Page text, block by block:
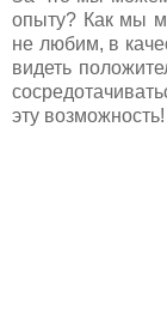
опыту? Как мы
не любим, в
видеть
эту возможность!